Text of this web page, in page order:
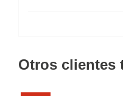
Otros clientes